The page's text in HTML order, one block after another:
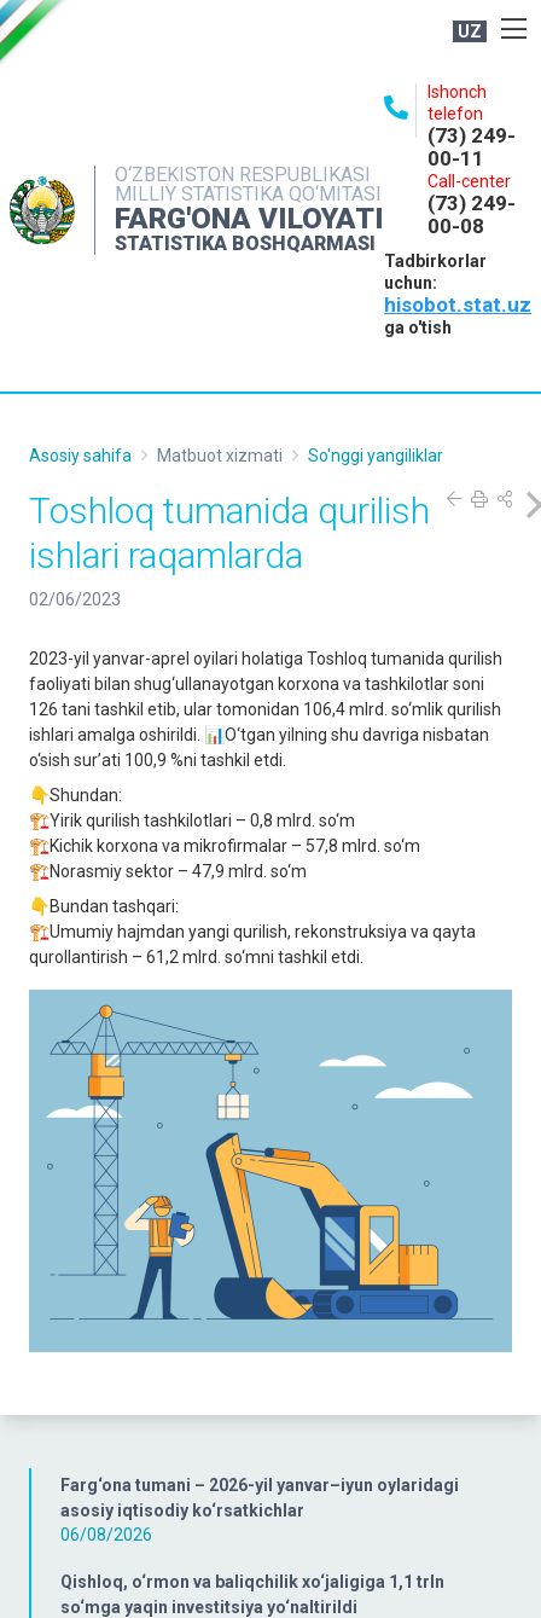
UZ
O‘ZBEKISTON RESPUBLIKASI
MILLIY STATISTIKA QO‘MITASI
FARG'ONA VILOYATI
STATISTIKA BOSHQARMASI
Ishonch
telefon
(73) 249-
00-11
Call-center
(73) 249-
00-08
Tadbirkorlar
uchun:
hisobot.stat.uz
ga o'tish
NASHRLAR
INTERAKTIV XIZMATLAR
MATBUOT XIZMATI
Farg‘ona tumani – 2026-yil yanvar–iyun oylaridagi
asosiy iqtisodiy ko‘rsatkichlar
06/08/2026
Qishloq, o‘rmon va baliqchilik xo‘jaligiga 1,1 trln
so‘mga yaqin investitsiya yo‘naltirildi
Asosiy sahifa Matbuot xizmati So'nggi yangiliklar
Toshloq tumanida qurilish
ishlari raqamlarda
02/06/2023
2023-yil yanvar-aprel oyilari holatiga Toshloq tumanida qurilish
faoliyati bilan shug‘ullanayotgan korxona va tashkilotlar soni
126 tani tashkil etib, ular tomonidan 106,4 mlrd. so‘mlik qurilish
ishlari amalga oshirildi. 📊O‘tgan yilning shu davriga nisbatan
o‘sish sur’ati 100,9 %ni tashkil etdi.
👇Shundan:
🏗Yirik qurilish tashkilotlari – 0,8 mlrd. so‘m
🏗Kichik korxona va mikrofirmalar – 57,8 mlrd. so‘m
🏗Norasmiy sektor – 47,9 mlrd. so‘m
👇Bundan tashqari:
🏗Umumiy hajmdan yangi qurilish, rekonstruksiya va qayta
qurollantirish – 61,2 mlrd. so‘mni tashkil etdi.